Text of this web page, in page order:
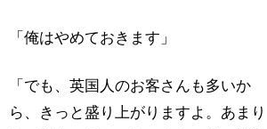
「俺はやめておきます」
「でも、英国人のお客さんも多いか
ら、きっと盛り上がりますよ。あまり